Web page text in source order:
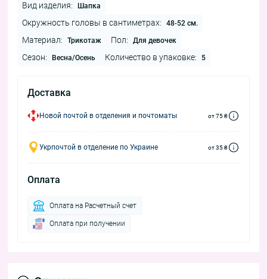
Вид изделия: Шапка
Окружность головы в сантиметрах: 48-52 см.
Материал: Трикотаж Пол: Для девочек
Сезон: Весна/Осень Количество в упаковке: 5
Доставка
Новой почтой в отделения и почтоматы от 75 ₴
Укрпочтой в отделение по Украине от 35 ₴
Оплата
Оплата на Расчетный счет
Оплата при получении